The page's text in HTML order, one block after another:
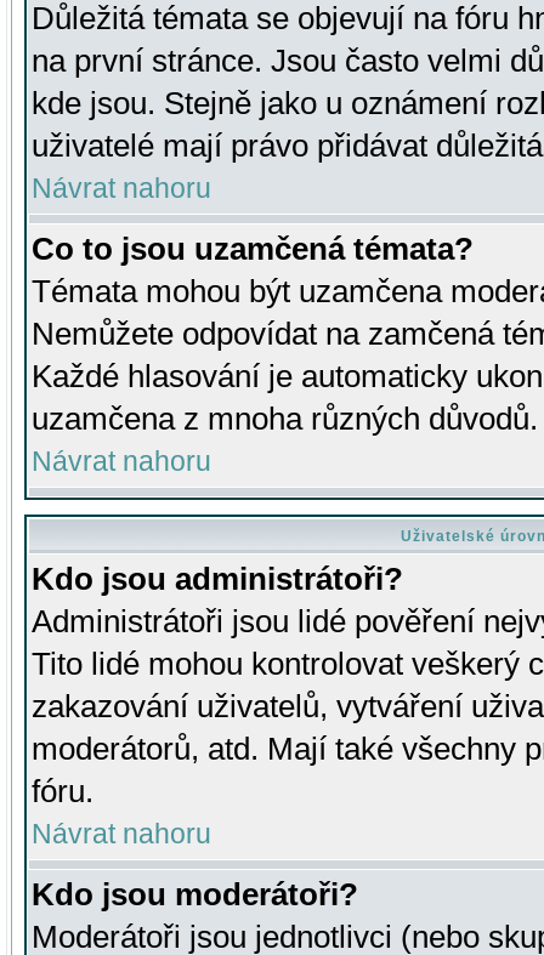
Důležitá témata se objevují na fóru
na první stránce. Jsou často velmi
kde jsou. Stejně jako u oznámení
uživatelé mají právo přidávat
Návrat nahoru
Co to jsou uzamčená témata?
Témata mohou být uzamčena
Nemůžete odpovídat na zamčená
Každé hlasování je automaticky
uzamčena z mnoha různých důvodů.
Návrat nahoru
Uživatelské
Kdo jsou administrátoři?
Administrátoři jsou lidé pověření
Tito lidé mohou kontrolovat veškerý
zakazování uživatelů, vytváření
moderátorů, atd. Mají také všechny
fóru.
Návrat nahoru
Kdo jsou moderátoři?
Moderátoři jsou jednotlivci (nebo